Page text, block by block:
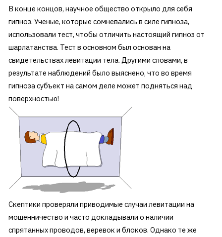
В конце концов, научное общество открыло для себя
гипноз. Ученые, которые сомневались в силе гипноза,
использовали тест, чтобы отличить настоящий гипноз от
шарлатанства. Тест в основном был основан на
свидетельствах левитации тела. Другими словами, в
результате наблюдений было выяснено, что во время
гипноза субъект на самом деле может подняться над
поверхностью!
Скептики проверяли приводимые случаи левитации на
мошенничество и часто докладывали о наличии
спрятанных проводов, веревок и блоков. Однако те же